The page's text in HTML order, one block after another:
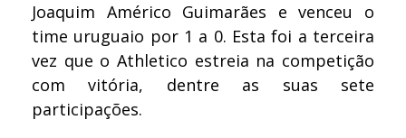
Joaquim Américo Guimarães e venceu o
time uruguaio por 1 a 0. Esta foi a terceira
vez que o Athletico estreia na competição
com vitória, dentre as suas sete
participações.